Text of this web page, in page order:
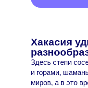
Хакасия
Здесь степи
и горами,
миров, а в это